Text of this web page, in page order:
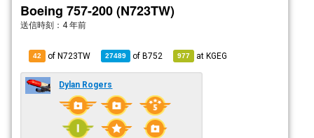
Boeing 757-200 (N723TW)
送信時刻： 4 年前
42 of N723TW 27489 ofB752 977 atKGEG
Dylan Rogers